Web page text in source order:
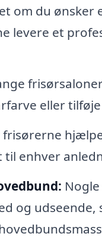
om du ønsker
levere et
eller
enhver
og udseende,